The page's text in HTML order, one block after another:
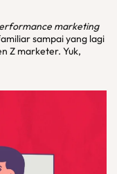
marketing
sampai yang lagi
Z marketer. Yuk,